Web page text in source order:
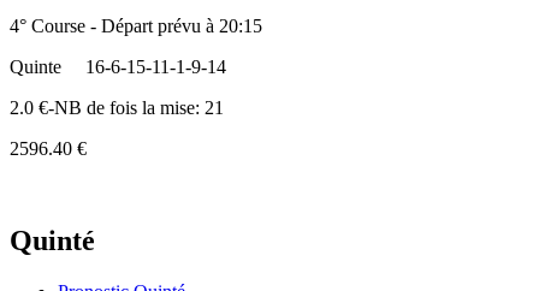
4° Course - Départ prévu à 20:15
Quinte
16-6-15-11-1-9-14
2.0 €-NB de fois la mise: 21
2596.40 €
Quinté